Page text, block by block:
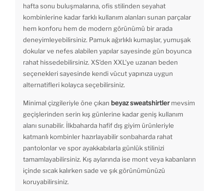
hafta sonu buluşmalarına, ofis stilinden seyahat
kombinlerine kadar farklı kullanım alanları sunan parçalar
hem konforu hem de modern görünümü bir arada
deneyimleyebilirsiniz. Pamuk ağırlıklı kumaşlar, yumuşak
dokular ve nefes alabilen yapılar sayesinde gün boyunca
rahat hissedebilirsiniz. XS'den XXL'ye uzanan beden
seçenekleri sayesinde kendi vücut yapınıza uygun
alternatifleri kolayca seçebilirsiniz.
Minimal çizgileriyle öne çıkan beyaz sweatshirtlermevsim
geçişlerinden serin kış günlerine kadar geniş kullanım
alanı sunabilir. İlkbaharda hafif dış giyim ürünleriyle
katmanlı kombinler hazırlayabilir sonbaharda rahat
pantolonlar ve spor ayakkabılarla günlük stilinizi
tamamlayabilirsiniz. Kış aylarında ise mont veya kabanların
içinde sıcak kalırken sade ve şık görünümünüzü
koruyabilirsiniz.